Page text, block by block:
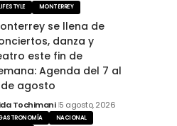
MONTERREY
se llena de
danza y
este fin de
Agenda del 7 al
agosto
Tochimani 5 agosto, 2026
NACIONAL